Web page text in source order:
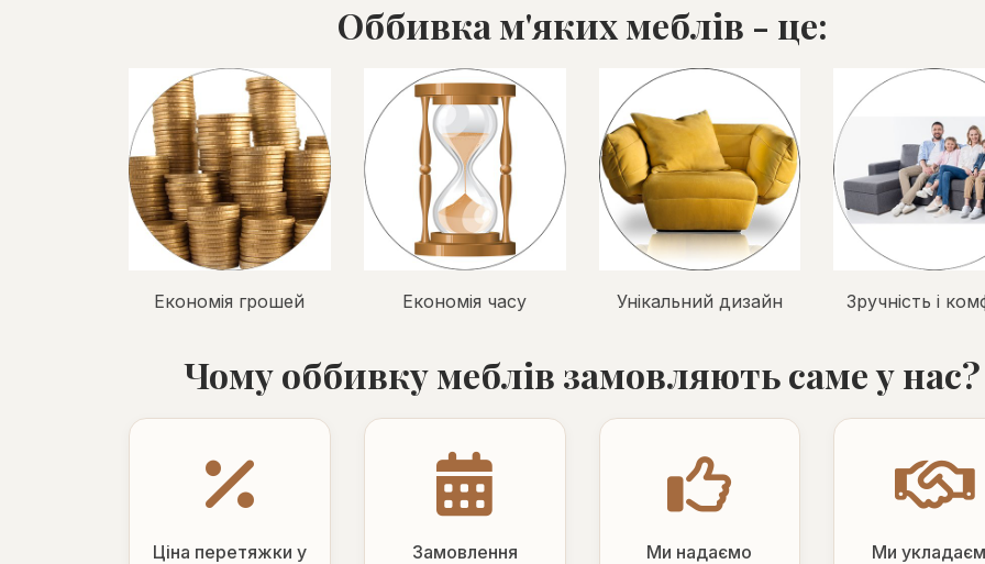
Оббивка м'яких меблів - це:
Економія грошей Економія часу Унікальний дизайн Зручність і
Чому оббивку меблів замовляють саме у нас?
Ціна перетяжки у
Замовлення
Ми надаємо
Ми